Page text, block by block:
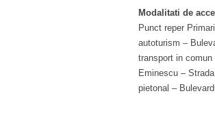
Modalitati de
Punct reper
autoturism –
transport in
Eminescu –
pietonal –